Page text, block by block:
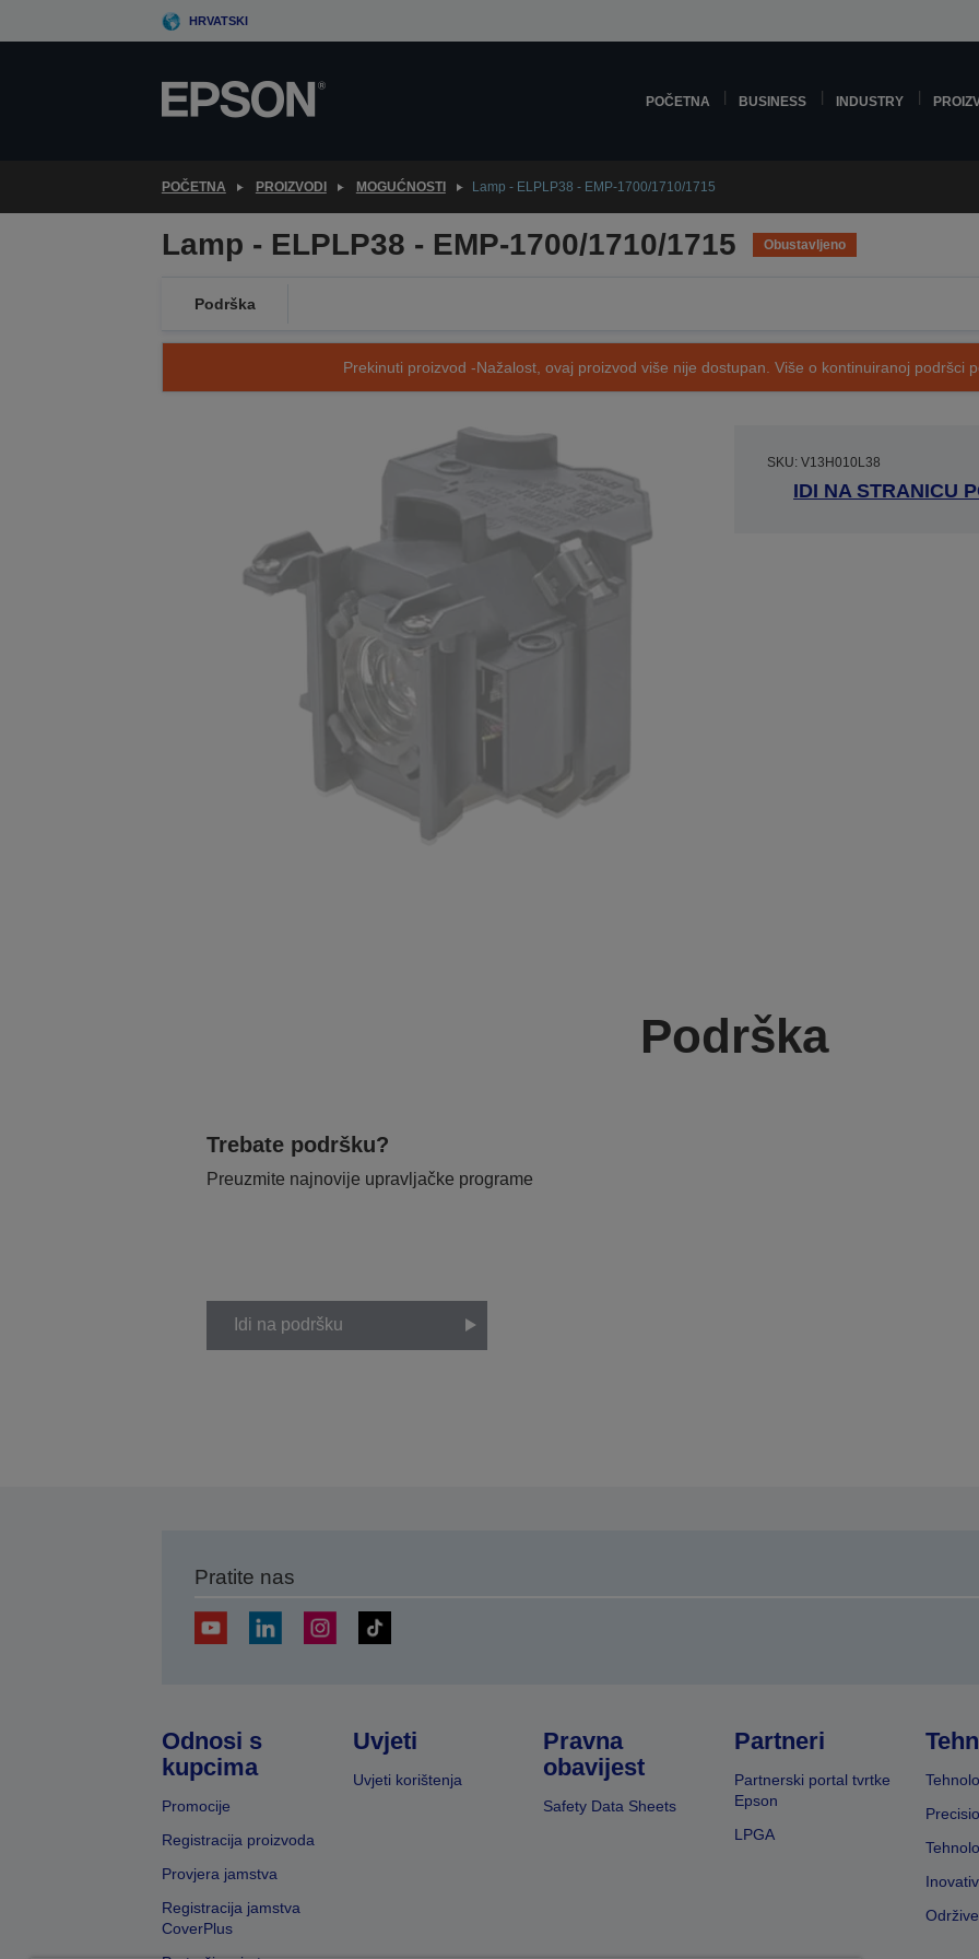
to
HRVATSKI
POČETNA BUSINESS INDUSTRY
POČETNA PROIZVODI MOGUĆNOSTI Lamp - ELPLP38 - EMP-1700/1710/1715
Lamp - ELPLP38 - EMP-1700/1710/1715 Obustavljeno
Podrška
Prekinuti proizvod -Nažalost, ovaj proizvod više nije dostupan. Više o kontinuiranoj podršci
SKU: V13H010L38
IDI NA STRANICU
Podrška
Trebate podršku?
Preuzmite najnovije upravljačke programe
Idi na podršku
Pratite nas
Odnosi s
kupcima
Promocije
Registracija proizvoda
Provjera jamstva
Registracija jamstva
CoverPlus
Uvjeti
Uvjeti korištenja
Pravna
obavijest
Safety Data Sheets
Partneri
Partnerski portal tvrtke
Epson
LPGA